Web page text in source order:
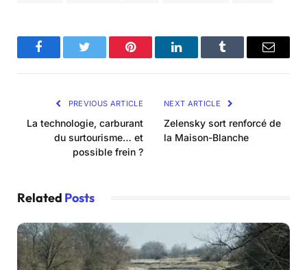
FacebookTwitter Pinterest LinkedInTumblr Email
PREVIOUS ARTICLE
La technologie, carburant
du surtourisme… et
possible frein ?
NEXT ARTICLE
Zelensky sort renforcé de
la Maison-Blanche
Related Posts